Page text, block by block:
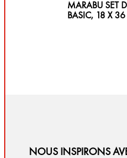
MARABU SET
BASIC, 18 X
NOUS INSPIRONS